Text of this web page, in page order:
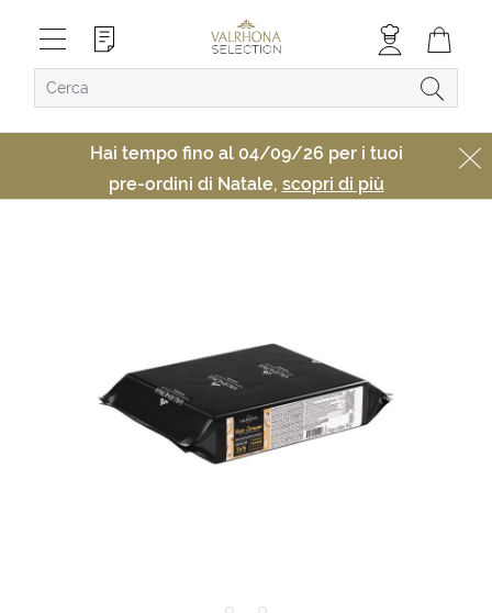
Hai tempo fino al 04/09/26 per i tuoi
pre-ordini di Natale, scopri di più